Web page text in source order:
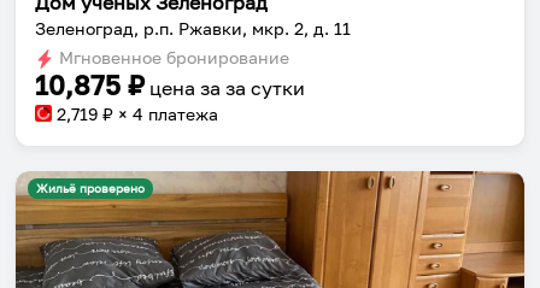
Зеленоград, р.п. Ржавки, мкр. 2, д. 11
Мгновенное бронирование
10,875 ₽ цена за за сутки
2,719 ₽ × 4 платежа
Жильё проверено